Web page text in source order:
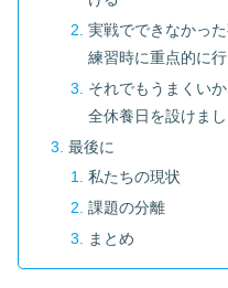
実戦でできなかっ
練習時に重点的に行
それでもうまくい
全休養日を設けま
最後に
私たちの現状
課題の分離
まとめ